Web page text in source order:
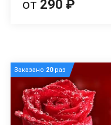
от 290 ₽
Заказано 20раз